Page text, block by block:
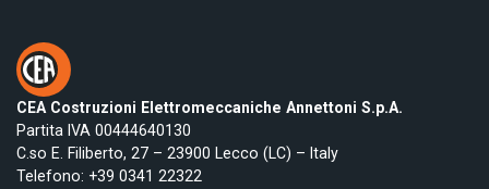
CEA Costruzioni Elettromeccaniche Annettoni S.p.A.
Partita IVA 00444640130
C.so E. Filiberto, 27 – 23900 Lecco (LC) – Italy
Telefono: +39 0341 22322